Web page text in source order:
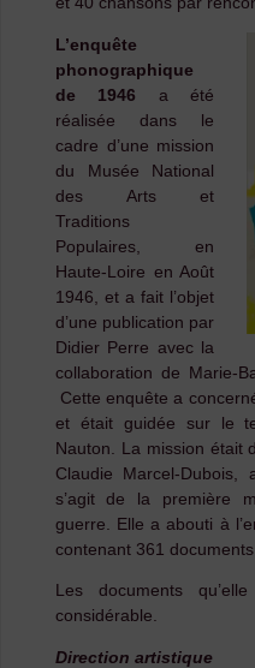
L’enquête
phonographique
de 1946 a été
réalisée dans le
cadre d’une mission
du Musée National
des Arts et
Traditions
Populaires, en
Haute-Loire en Août
1946, et a fait l’objet
d’une publication par
Didier Perre avec la
collaboration de Marie-
Cette enquête a
et était guidée sur le
Nauton. La mission était
Claudie Marcel-Dubois,
s’agit de la première
guerre. Elle a abouti à
contenant 361
Les documents
considérable.
Direction artistique